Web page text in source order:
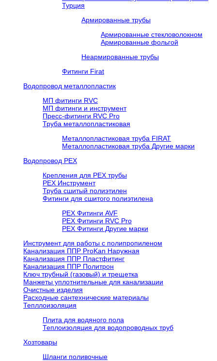
Турция
Армированные трубы
Армированные стекловолокном
Армированные фольгой
Неармированные трубы
Фитинги Firat
Водопровод металлопластик
МП фитинги RVC
МП фитинги и инструмент
Пресс-фитинги RVC Pro
Труба металлопластиковая
Металлопластиковая труба FIRAT
Металлопластиковая труба Другие марки
Водопровод РЕХ
Крепления для РЕХ трубы
РЕХ Инструмент
Труба сшитый полиэтилен
Фитинги для сшитого полиэтилена
PEX Фитинги AVF
РЕХ Фитинги RVC Pro
РЕХ Фитинги Другие марки
Инструмент для работы с полипропиленом
Канализация ППР ProKan Наружная
Канализация ППР Пластфитинг
Канализация ППР Политрон
Ключ трубный (газовый) и трещетка
Манжеты уплотнительные для канализации
Очистные изделия
Расходные сантехнические материалы
Тепллоизоляция
Плита для водяного пола
Теплоизоляция для водопроводных труб
Хозтовары
Шланги поливочные